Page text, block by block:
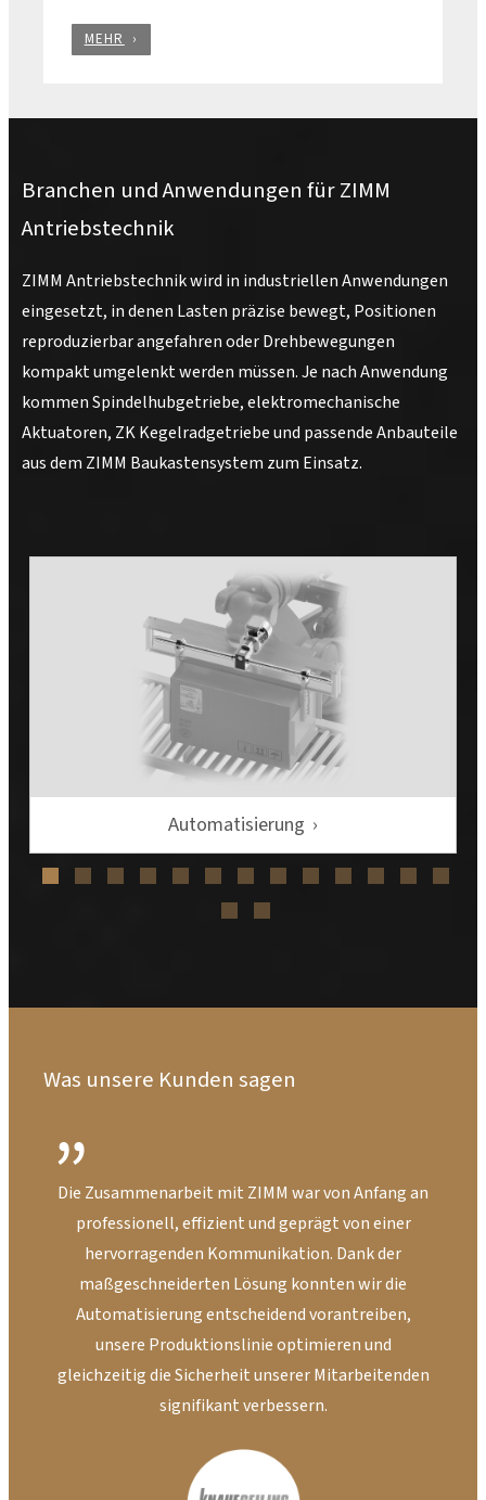
MEHR
Branchen und Anwendungen für ZIMM
Antriebstechnik
ZIMM Antriebstechnik wird in industriellen Anwendungen
eingesetzt, in denen Lasten präzise bewegt, Positionen
reproduzierbar angefahren oder Drehbewegungen
kompakt umgelenkt werden müssen. Je nach Anwendung
kommen Spindelhubgetriebe, elektromechanische
Aktuatoren, ZK Kegelradgetriebe und passende Anbauteile
aus dem ZIMM Baukastensystem zum Einsatz.
Automatisierung
Was unsere Kunden sagen
Die Zusammenarbeit mit ZIMM war von Anfang an
professionell, effizient und geprägt von einer
hervorragenden Kommunikation. Dank der
maßgeschneiderten Lösung konnten wir die
Automatisierung entscheidend vorantreiben,
unsere Produktionslinie optimieren und
gleichzeitig die Sicherheit unserer Mitarbeitenden
signifikant verbessern.